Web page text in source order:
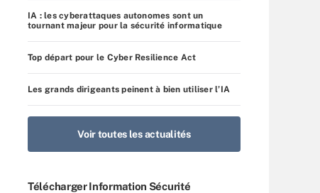
IA : les cyberattaques autonomes sont un
tournant majeur pour la sécurité informatique
Top départ pour le Cyber Resilience Act
Les grands dirigeants peinent à bien utiliser l’IA
Voir toutes les actualités
Télécharger Information Sécurité